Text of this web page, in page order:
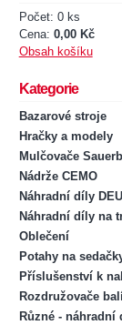
Počet: 0 ks
Cena: 0,00 Kč
Obsah košíku
Kategorie
Bazarové stroje
Hračky a modely
Mulčovače
Nádrže CEMO
Náhradní díly
Náhradní díly na
Oblečení
Potahy na
Příslušenství k
Rozdružovače
Různé - náhradní